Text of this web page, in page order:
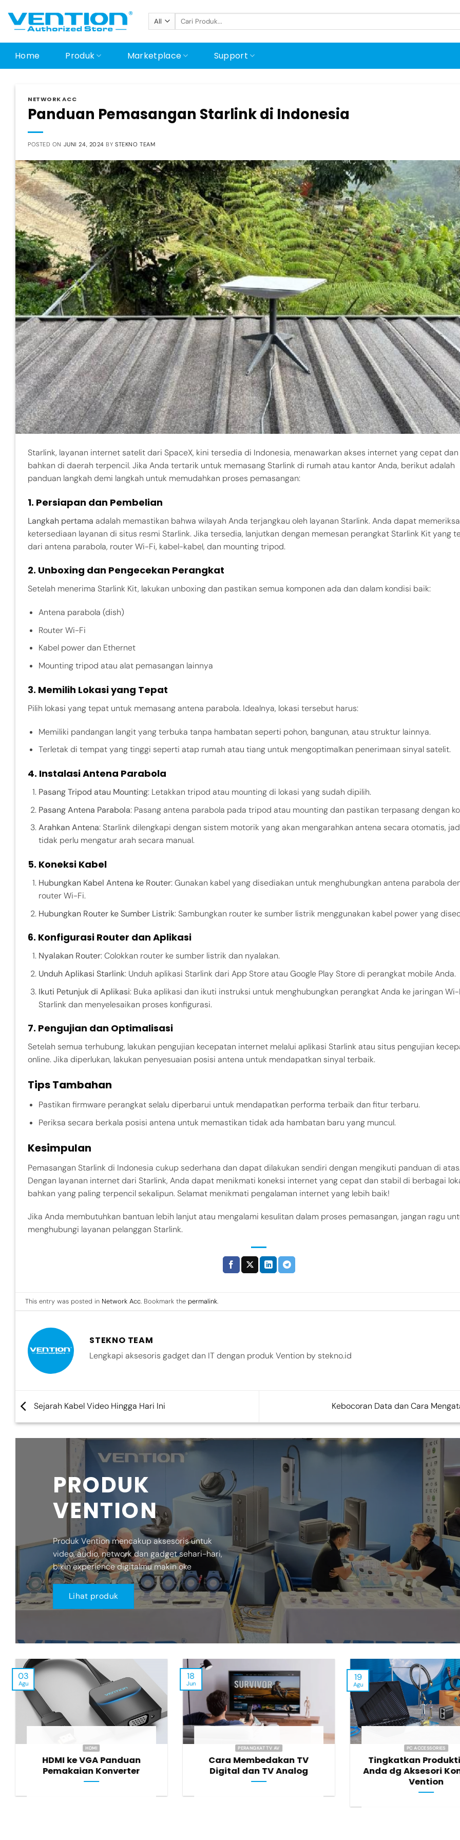
content
Pencarian
Home Produk Marketplace Support
NETWORK ACC
Panduan Pemasangan Starlink di Indonesia
POSTED ON JUNI 24, 2024 BYSTEKNO TEAM
Starlink, layanan internet satelit dari SpaceX, kini tersedia di Indonesia, menawarkan akses internet yang cepat
bahkan di daerah terpencil. Jika Anda tertarik untuk memasang Starlink di rumah atau kantor Anda, berikut adalah
panduan langkah demi langkah untuk memudahkan proses pemasangan:
1. Persiapan dan Pembelian
Langkah pertama adalah memastikan bahwa wilayah Anda terjangkau oleh layanan Starlink. Anda dapat memeriksa
ketersediaan layanan di situs resmi Starlink. Jika tersedia, lanjutkan dengan memesan perangkat Starlink Kit yang
dari antena parabola, router Wi-Fi, kabel-kabel, dan mounting tripod.
2. Unboxing dan Pengecekan Perangkat
Setelah menerima Starlink Kit, lakukan unboxing dan pastikan semua komponen ada dan dalam kondisi baik:
Antena parabola (dish)
Router Wi-Fi
Kabel power dan Ethernet
Mounting tripod atau alat pemasangan lainnya
3. Memilih Lokasi yang Tepat
Pilih lokasi yang tepat untuk memasang antena parabola. Idealnya, lokasi tersebut harus:
Memiliki pandangan langit yang terbuka tanpa hambatan seperti pohon, bangunan, atau struktur lainnya.
Terletak di tempat yang tinggi seperti atap rumah atau tiang untuk mengoptimalkan penerimaan sinyal satelit.
4. Instalasi Antena Parabola
Pasang Tripod atau Mounting: Letakkan tripod atau mounting di lokasi yang sudah dipilih.
Pasang Antena Parabola: Pasang antena parabola pada tripod atau mounting dan pastikan terpasang dengan
Arahkan Antena: Starlink dilengkapi dengan sistem motorik yang akan mengarahkan antena secara otomatis,
tidak perlu mengatur arah secara manual.
5. Koneksi Kabel
Hubungkan Kabel Antena ke Router: Gunakan kabel yang disediakan untuk menghubungkan antena parabola
router Wi-Fi.
Hubungkan Router ke Sumber Listrik: Sambungkan router ke sumber listrik menggunakan kabel power yang
6. Konfigurasi Router dan Aplikasi
Nyalakan Router: Colokkan router ke sumber listrik dan nyalakan.
Unduh Aplikasi Starlink: Unduh aplikasi Starlink dari App Store atau Google Play Store di perangkat mobile Anda.
Ikuti Petunjuk di Aplikasi: Buka aplikasi dan ikuti instruksi untuk menghubungkan perangkat Anda ke jaringan Wi-
Starlink dan menyelesaikan proses konfigurasi.
7. Pengujian dan Optimalisasi
Setelah semua terhubung, lakukan pengujian kecepatan internet melalui aplikasi Starlink atau situs pengujian
online. Jika diperlukan, lakukan penyesuaian posisi antena untuk mendapatkan sinyal terbaik.
Tips Tambahan
Pastikan firmware perangkat selalu diperbarui untuk mendapatkan performa terbaik dan fitur terbaru.
Periksa secara berkala posisi antena untuk memastikan tidak ada hambatan baru yang muncul.
Kesimpulan
Pemasangan Starlink di Indonesia cukup sederhana dan dapat dilakukan sendiri dengan mengikuti panduan di
Dengan layanan internet dari Starlink, Anda dapat menikmati koneksi internet yang cepat dan stabil di berbagai
bahkan yang paling terpencil sekalipun. Selamat menikmati pengalaman internet yang lebih baik!
Jika Anda membutuhkan bantuan lebih lanjut atau mengalami kesulitan dalam proses pemasangan, jangan ragu
menghubungi layanan pelanggan Starlink.
This entry was posted in Network Acc. Bookmark the permalink.
STEKNO TEAM
Lengkapi aksesoris gadget dan IT dengan produk Vention by stekno.id
Sejarah Kabel Video Hingga Hari Ini Kebocoran Data dan Cara
PRODUK
VENTION
Produk Vention mencakup aksesoris untuk
video, audio, network dan gadget sehari-hari,
bikin experience digitalmu makin oke
Lihat produk
HDMI
HDMI ke VGA Panduan
Pemakaian Konverter
03
Agu
PERANGKAT TV AV
Cara Membedakan TV
Digital dan TV Analog
18
Jun
PC ACCESSORIES
Tingkatkan
Anda dg Aksesori
Vention
19
Agu